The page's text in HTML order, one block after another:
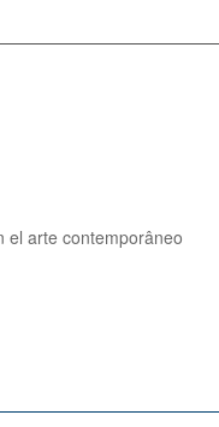
el arte contemporâneo